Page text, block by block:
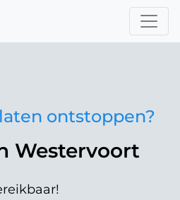
ontstoppen?
Westervoort